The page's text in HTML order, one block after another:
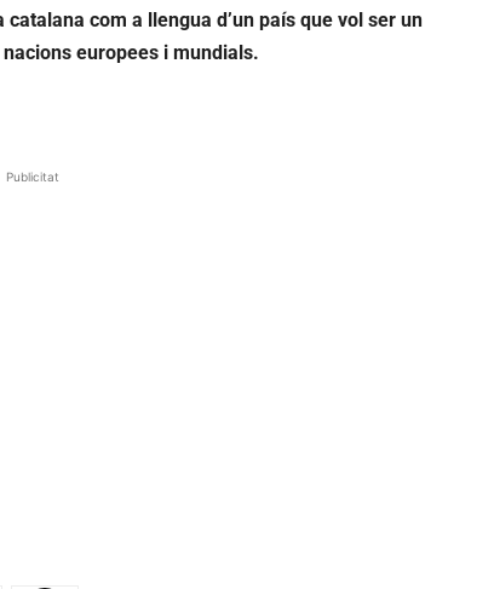
com a llengua d’un país que vol ser un
europees i mundials.
Publicitat